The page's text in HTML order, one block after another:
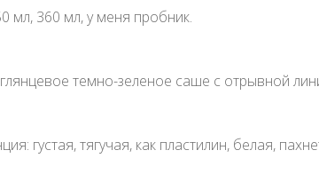
мл, 360 мл, у меня пробник.
темно-зеленое саше с отрывной
густая, тягучая, как пластилин, белая,